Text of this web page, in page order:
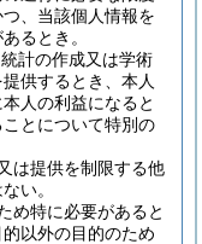
、当該個人情報を
るとき。
計の作成又は学術
供するとき、本人
人の利益になると
とについて特別の
は提供を制限する他
い。
め特に必要があると
以外の目的のため